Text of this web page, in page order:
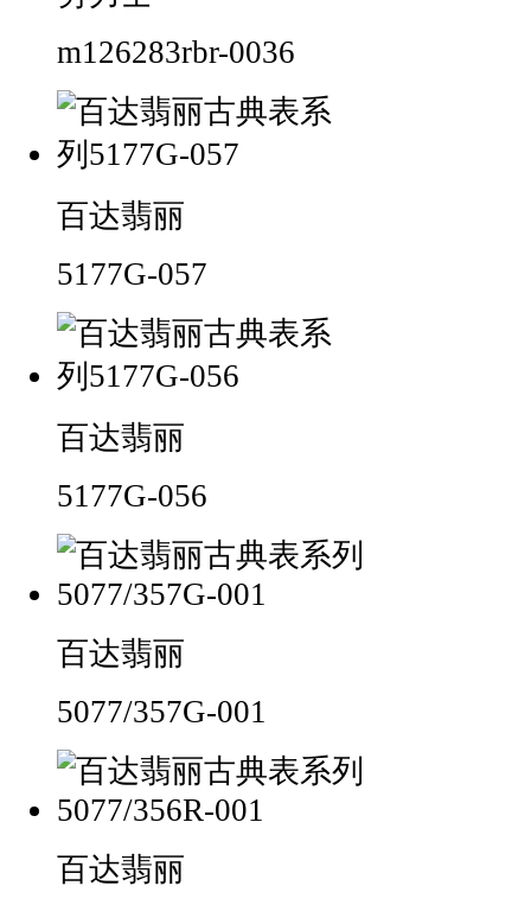
m126283rbr-0036
百达翡丽
5177G-057
百达翡丽
5177G-056
百达翡丽
5077/357G-001
百达翡丽